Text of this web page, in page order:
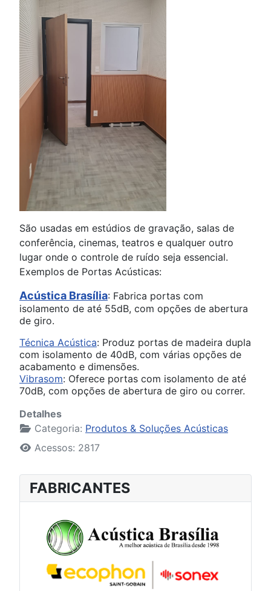
São usadas em estúdios de gravação, salas de
conferência, cinemas, teatros e qualquer outro
lugar onde o controle de ruído seja essencial.
Exemplos de Portas Acústicas:
Acústica Brasília: Fabrica portas com
isolamento de até 55dB, com opções de abertura
de giro.
Técnica Acústica: Produz portas de madeira dupla
com isolamento de 40dB, com várias opções de
acabamento e dimensões.
Vibrasom: Oferece portas com isolamento de até
70dB, com opções de abertura de giro ou correr.
Detalhes
Categoria: Produtos & Soluções Acústicas
Acessos: 2817
FABRICANTES